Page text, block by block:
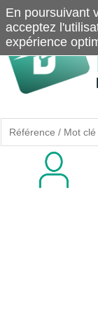
En poursuivant
acceptez
expérience